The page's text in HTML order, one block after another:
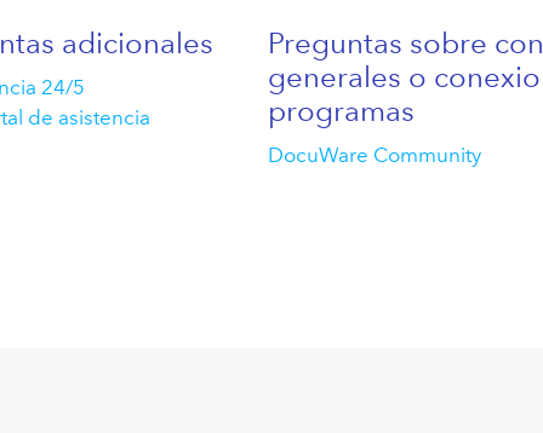
adicionales
24/5
de asistencia
Preguntas sobre
generales o
programas
DocuWare Community